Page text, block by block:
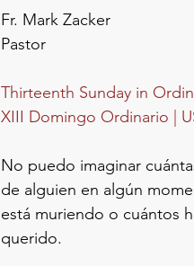
Fr. Mark Zacker
Pastor
Thirteenth Sunday in
XIII Domingo Ordinario |
No puedo imaginar
de alguien en algún
está muriendo o cuántos
querido.